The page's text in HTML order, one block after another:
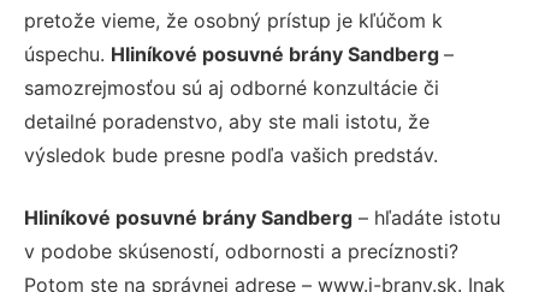
pretože vieme, že osobný prístup je kľúčom k
úspechu. Hliníkové posuvné brány Sandberg –
samozrejmosťou sú aj odborné konzultácie či
detailné poradenstvo, aby ste mali istotu, že
výsledok bude presne podľa vašich predstáv.
Hliníkové posuvné brány Sandberg – hľadáte istotu
v podobe skúseností, odbornosti a precíznosti?
Potom ste na správnej adrese – www.i-brany.sk. Inak